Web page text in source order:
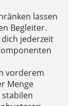
lassen
Begleiter.
jederzeit
vorderem
Menge